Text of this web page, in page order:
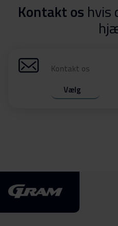
Kontakt os hvis
Kontakt os
Vælg